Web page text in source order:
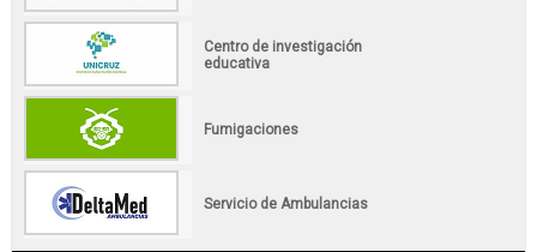
Centro de investigación
educativa
Fumigaciones
Servicio de Ambulancias